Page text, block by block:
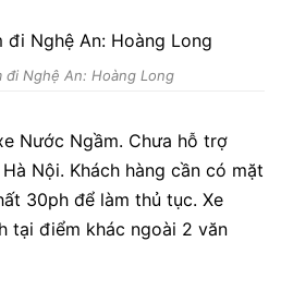
đi Nghệ An: Hoàng Long
Nước Ngầm. Chưa hỗ trợ
Nội. Khách hàng cần có mặt
30ph để làm thủ tục. Xe
tại điểm khác ngoài 2 văn